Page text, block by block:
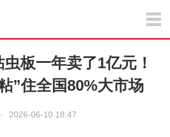
板一年卖了1亿元！
”住全国80%大市场
· 2026-06-10 18:47